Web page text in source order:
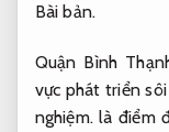
Bài bản.
Quận Bình
vực phát triển
nghiệm.là điểm